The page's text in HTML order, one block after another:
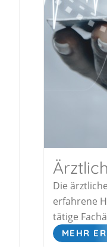
Die
erfahrene
tätige
MEHR